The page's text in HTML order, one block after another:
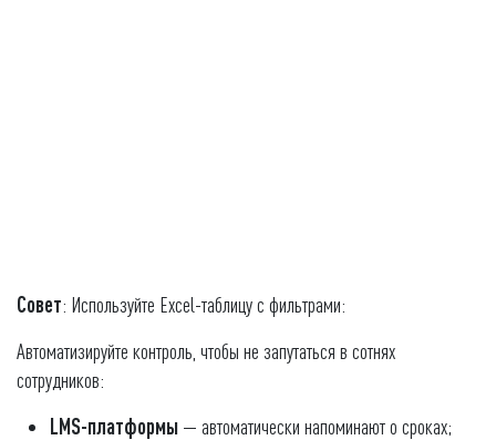
Совет: Используйте Excel-таблицу с фильтрами:
Автоматизируйте контроль, чтобы не запутаться в сотнях
сотрудников:
LMS-платформы — автоматически напоминают о сроках;